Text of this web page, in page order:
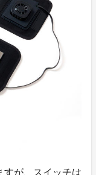
が、スイッチは